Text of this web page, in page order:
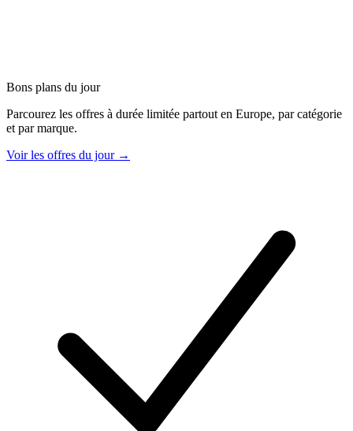
Bons plans du jour
Parcourez les offres à durée limitée partout en Europe, par catégorie
et par marque.
Voir les offres du jour →